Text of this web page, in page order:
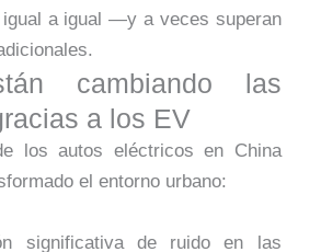
a igual —y a veces superan
cambiando las
a los EV
los autos eléctricos en China
el entorno urbano:
significativa de ruido en las